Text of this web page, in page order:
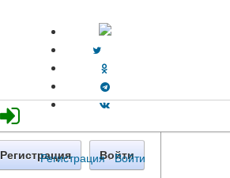
Регистрация · Войти
Регистрация Войти